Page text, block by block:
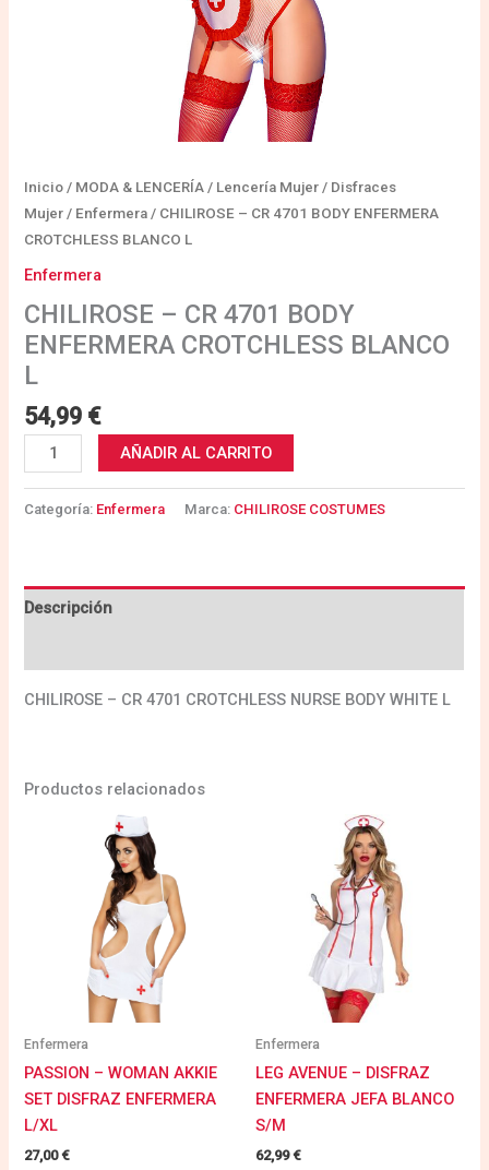
Inicio / MODA & LENCERÍA / Lencería Mujer / Disfraces
Mujer / Enfermera / CHILIROSE – CR 4701 BODY ENFERMERA
CROTCHLESS BLANCO L
Enfermera
CHILIROSE – CR 4701 BODY
ENFERMERA CROTCHLESS BLANCO
L
54,99 €
AÑADIR AL CARRITO
Categoría: Enfermera Marca: CHILIROSE COSTUMES
Descripción
CHILIROSE – CR 4701 CROTCHLESS NURSE BODY WHITE L
Productos relacionados
Enfermera
PASSION – WOMAN AKKIE
SET DISFRAZ ENFERMERA
L/XL
27,00€
Enfermera
LEG AVENUE – DISFRAZ
ENFERMERA JEFA BLANCO
S/M
62,99€